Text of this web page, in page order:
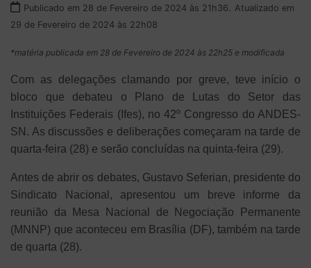
Publicado em 28 de Fevereiro de 2024 às 21h36.
Atualizado em
29 de Fevereiro de 2024 às 22h08
*matéria publicada em 28 de Fevereiro de 2024 às 22h25 e modificada
Com as delegações clamando por greve, teve início o
bloco que debateu o Plano de Lutas do Setor das
Instituições Federais (Ifes), no 42º Congresso do ANDES-
SN. As discussões e deliberações começaram na tarde de
quarta-feira (28) e serão concluídas na quinta-feira (29).
Antes de abrir os debates, Gustavo Seferian, presidente do
Sindicato Nacional, apresentou um breve informe da
reunião da Mesa Nacional de Negociação Permanente
(MNNP) que aconteceu em Brasília (DF), também na tarde
de quarta (28).